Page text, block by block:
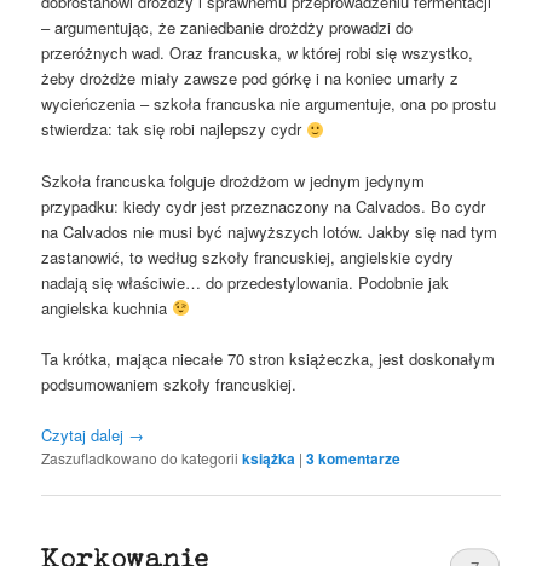
– argumentując, że zaniedbanie drożdży prowadzi do
przeróżnych wad. Oraz francuska, w której robi się wszystko,
żeby drożdże miały zawsze pod górkę i na koniec umarły z
wycieńczenia – szkoła francuska nie argumentuje, ona po prostu
stwierdza: tak się robi najlepszy cydr
Szkoła francuska folguje drożdżom w jednym jedynym
przypadku: kiedy cydr jest przeznaczony na Calvados. Bo cydr
na Calvados nie musi być najwyższych lotów. Jakby się nad tym
zastanowić, to według szkoły francuskiej, angielskie cydry
nadają się właściwie… do przedestylowania. Podobnie jak
angielska kuchnia
Ta krótka, mająca niecałe 70 stron książeczka, jest doskonałym
podsumowaniem szkoły francuskiej.
Czytaj dalej →
Zaszufladkowano do kategorii książka |3komentarze
Korkowanie